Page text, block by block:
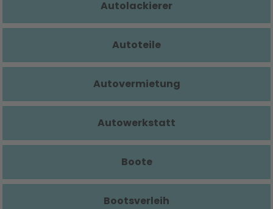
Autolackierer
Autoteile
Autovermietung
Autowerkstatt
Boote
Bootsverleih